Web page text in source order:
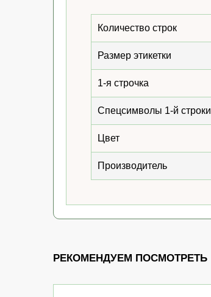
Количество строк
Размер этикетки
1-я строчка
Спецсимволы 1-й строки
Цвет
Производитель
РЕКОМЕНДУЕМ ПОСМОТРЕТЬ